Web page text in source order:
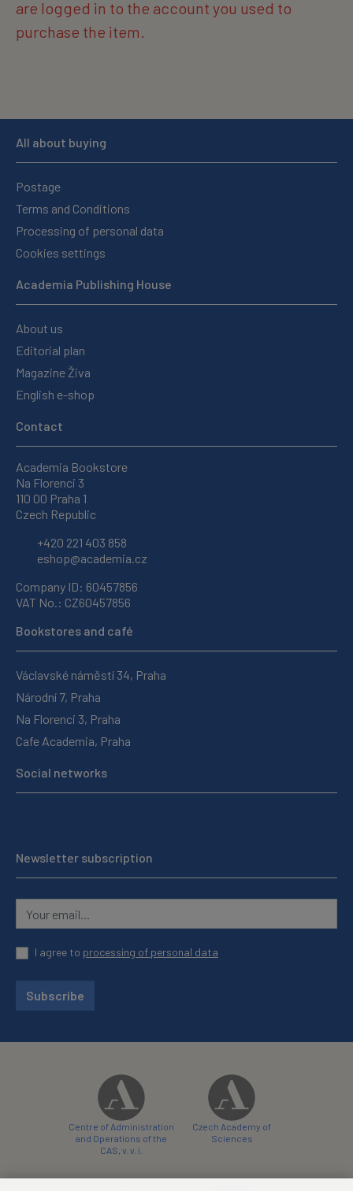
are logged in to the account you used to
purchase the item.
All about buying
Postage
Terms and Conditions
Processing of personal data
Cookies settings
Academia Publishing House
About us
Editorial plan
Magazine Živa
English e-shop
Contact
Academia Bookstore
Na Florenci 3
110 00 Praha 1
Czech Republic
+420 221 403 858
eshop@academia.cz
Company ID: 60457856
VAT No.: CZ60457856
Bookstores and café
Václavské náměstí 34, Praha
Národní 7, Praha
Na Florenci 3, Praha
Cafe Academia, Praha
Social networks
Newsletter subscription
I agree to processing of personal data
Subscribe
Centre of Administration
and Operations of the
CAS, v. v. i.
Czech Academy of
Sciences